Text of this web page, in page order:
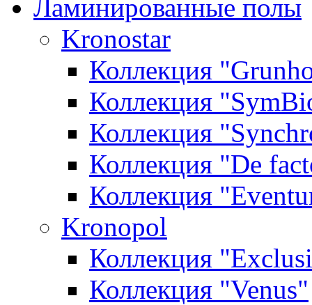
Ламинированные полы
Kronostar
Коллекция
Коллекция
Коллекция
Коллекция "De
Коллекция
Kronopol
Коллекция
Коллекция "Venus"